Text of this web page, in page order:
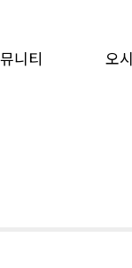
니티 오